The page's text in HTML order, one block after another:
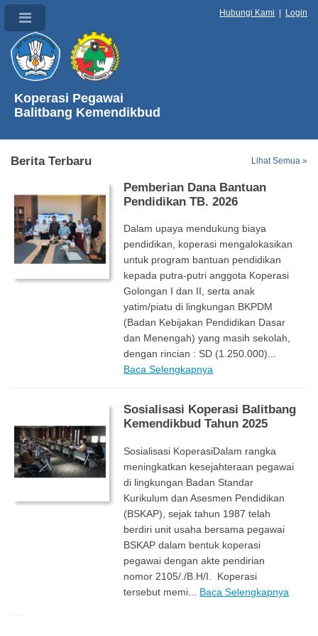
Hubungi Kami Login
Koperasi Pegawai
Balitbang Kemendikbud
Berita Terbaru Lihat Semua »
Pemberian Dana Bantuan
Pendidikan TB. 2026
Dalam upaya mendukung biaya
pendidikan, koperasi mengalokasikan
untuk program bantuan pendidikan
kepada putra-putri anggota Koperasi
Golongan I dan II, serta anak
yatim/piatu di lingkungan BKPDM
(Badan Kebijakan Pendidikan Dasar
dan Menengah) yang masih sekolah,
dengan rincian : SD (1.250.000)...
Baca Selengkapnya
Sosialisasi Koperasi Balitbang
Kemendikbud Tahun 2025
Sosialisasi KoperasiDalam rangka
meningkatkan kesejahteraan pegawai
di lingkungan Badan Standar
Kurikulum dan Asesmen Pendidikan
(BSKAP), sejak tahun 1987 telah
berdiri unit usaha bersama pegawai
BSKAP dalam bentuk koperasi
pegawai dengan akte pendirian
nomor 2105/./B.H/I. Koperasi
tersebut memi... Baca Selengkapnya